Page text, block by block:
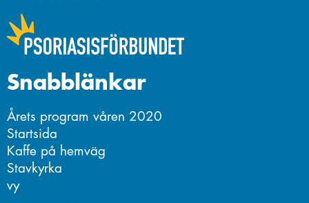
Snabblänkar
Årets program våren 2020
Startsida
Kaffe på hemväg
Stavkyrka
vy